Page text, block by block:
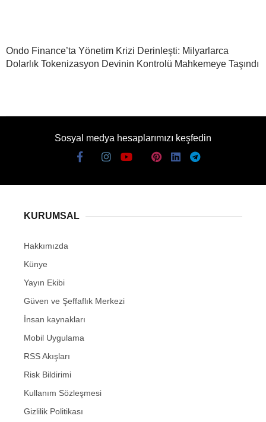
Ondo Finance’ta Yönetim Krizi Derinleşti: Milyarlarca
Dolarlık Tokenizasyon Devinin Kontrolü Mahkemeye Taşındı
Sosyal medya hesaplarımızı keşfedin
KURUMSAL
Hakkımızda
Künye
Yayın Ekibi
Güven ve Şeffaflık Merkezi
İnsan kaynakları
Mobil Uygulama
RSS Akışları
Risk Bildirimi
Kullanım Sözleşmesi
Gizlilik Politikası